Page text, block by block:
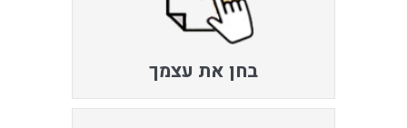
בחן את עצמך